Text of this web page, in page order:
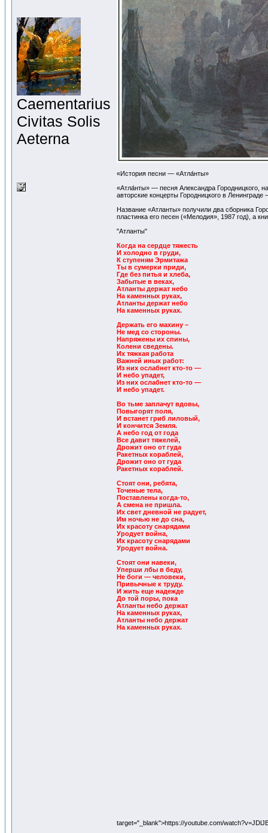
Сaementarius
Civitas Solis
Aeterna
«История песни — «Атла́нты»
«Атла́нты» — песня Александра Городницкого,
авторские концерты Городницкого в
Название «Атланты» получили два сборника
пластинка его песен («Мелодия», 1987 год), а
"Атланты"
Когда на сердце тяжесть
И холодно в груди,
К ступеням Эрмитажа
Ты в сумерки приди,
Где без питья и хлеба,
Забытые в веках,
Атланты держат небо
На каменных руках,
Атланты держат небо
На каменных руках.
Держать его махину –
Не мед со стороны.
Напряжены их спины,
Колени сведены.
Их тяжкая работа
Важней иных работ:
Из них ослабнет кто-то —
И небо упадет,
Из них ослабнет кто-то —
И небо упадет.
Во тьме заплачут вдовы,
Повыгорят поля,
И встанет гриб лиловый,
И кончится Земля.
А небо год от года
Все давит тяжелей,
Дрожит оно от гуда
Ракетных кораблей,
Дрожит оно от гуда
Ракетных кораблей.
Стоят они, ребята,
Точеные тела,
Поставлены когда-то,
А смена не пришла.
Их свет дневной не радует,
Им ночью не до сна,
Их красоту снарядами
Уродует война,
Их красоту снарядами
Уродует война.
Стоят они навеки,
Уперши лбы в беду,
Не боги — человеки,
Привычные к труду.
И жить еще надежде
До той поры, пока
Атланты небо держат
На каменных руках,
Атланты небо держат
На каменных руках.
target="_blank">https://youtube.com/